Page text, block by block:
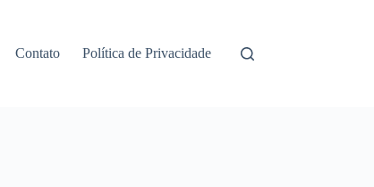
Contato Política de Privacidade